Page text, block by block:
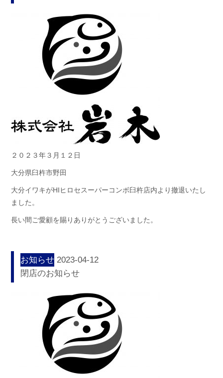
２０２３年３月１２日
大分県臼杵市野田
大分イワキがHIヒロセスーパーコンボ臼杵店内より撤退いたし
ました。
長い間ご愛顧を賜りありがとうございました。
お知らせ 2023-04-12
閉店のお知らせ